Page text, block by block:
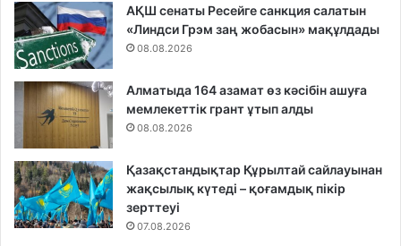
АҚШ сенаты Ресейге санкция салатын
«Линдси Грэм заң жобасын» мақұлдады
08.08.2026
Алматыда 164 азамат өз кәсібін ашуға
мемлекеттік грант ұтып алды
08.08.2026
Қазақстандықтар Құрылтай сайлауынан
жақсылық күтеді – қоғамдық пікір
зерттеуі
07.08.2026